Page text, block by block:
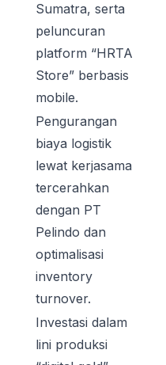
Sumatra, serta
peluncuran
platform “HRTA
Store” berbasis
mobile.
Pengurangan
biaya logistik
lewat kerjasama
tercerahkan
dengan PT
Pelindo dan
optimalisasi
inventory
turnover.
Investasi dalam
lini produksi